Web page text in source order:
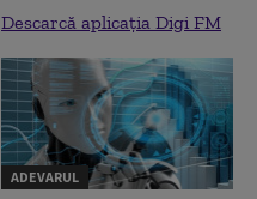
Descarcă aplicația Digi FM
ADEVARUL